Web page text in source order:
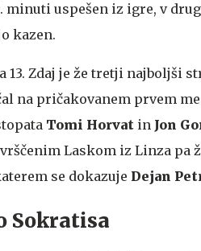
minuti uspešen iz igre, v
kazen.
13. Zdaj je že tretji najboljši
na pričakovanem prvem
Tomi Horvat in Jon
Laskom iz Linza pa
se dokazuje Dejan
Sokratisa